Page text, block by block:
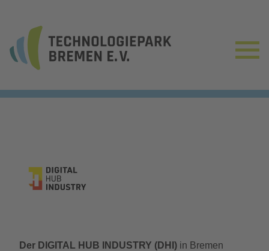
Der DIGITAL HUB INDUSTRY (DHI) in Bremen